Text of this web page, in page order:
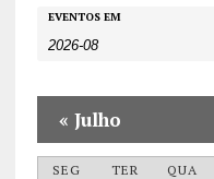
E
e
n
e
t
EVENTOS EM
« Julho
SEG TER QUA